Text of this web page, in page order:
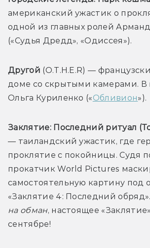
американский ужастик о
одной из главных ролей
(«Судья Дредд», «Одиссея»).
Другой (O.T.H.E.R) —
доме со скрытыми камерами. В
Ольга Куриленко («Обливион»).
Заклятие: Последний ритуал
— таиландский ужастик, где
проклятие с покойницы. Судя
прокатчик World Pictures
самостоятельную картину под
«Заклятие 4: Последний обряд».
на обман, настоящее
сентябре!